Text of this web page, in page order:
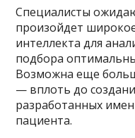
Специалисты
произойдет
интеллекта для
подбора
Возможна еще
— вплоть до
разработанных
пациента.